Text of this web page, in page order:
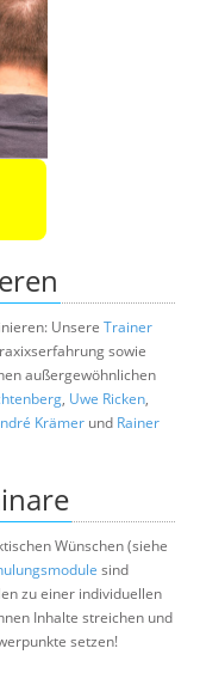
Unsere Trainer
sowie
außergewöhnlichen
, Uwe Ricken,
Krämer und Rainer
Wünschen (siehe
sind
zu einer individuellen
Inhalte streichen und
setzen!